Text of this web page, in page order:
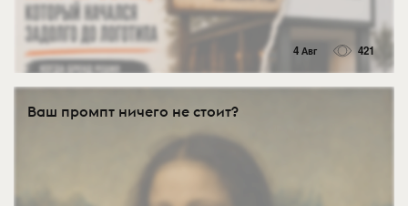
4 Авг 421
Ваш промпт ничего не стоит?